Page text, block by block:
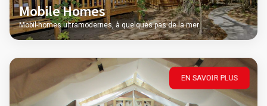
Mobile Homes
Mobil-homes ultramodernes, à quelques pas de la mer
EN SAVOIR PLUS